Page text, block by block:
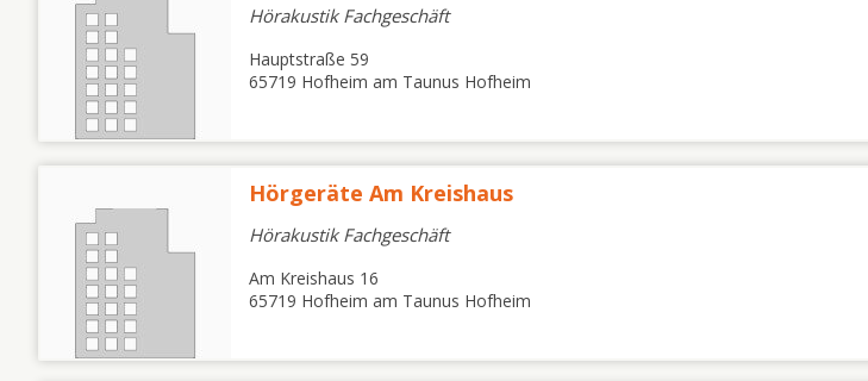
Hörakustik Fachgeschäft
Hauptstraße 59
65719 Hofheim am Taunus Hofheim
Hörgeräte Am Kreishaus
Hörakustik Fachgeschäft
Am Kreishaus 16
65719 Hofheim am Taunus Hofheim